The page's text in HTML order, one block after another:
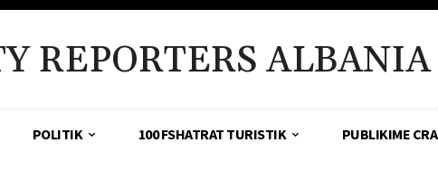
REPORTERS ALBANIA
POLITIK 100 FSHATRAT TURISTIK PUBLIKIME CRA